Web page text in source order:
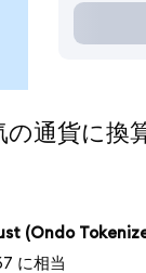
貨に換算
(Ondo
に相当